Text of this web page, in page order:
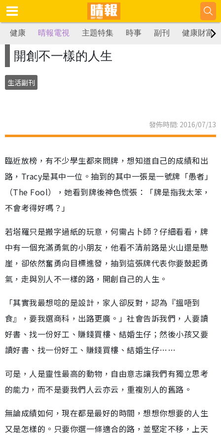
健康 晴報電視 主題特集 時事 副刊 健康財富
開創不一樣的人生
生活副刊
發佈時間: 2016/07/13
臨近放榜，有不少學生都來問牌，想知道自己的成績和出
路，Tracy是其中一位。抽到的其中一張是一號牌「愚者」
（The Fool），她看到牌後神色慌張：「牌是指我太笨，
不會考得好嗎？」
若塔羅只是搬字過紙的玩意，何需占卜師？仔細看看，牌
中有一個充滿勇氣的小朋友，他看不清前路是火山還是懸
崖，卻依然奮勇向目標進發，抽到這張牌代表你要鼓起勇
氣，走與別人不一樣的路，開創自己的人生。
「其實我最想唸的是設計，家人卻反對，認為『搵唔到
食』，要我選商科，出路更廣。」社會告訴我們，人要讀
好書、找一份好工、賺錢買樓、結婚生仔；然後小孩又要
讀好書、找一份好工、賺錢買樓、結婚生仔……
可是，人是靈性最高的動物，自由意志讓我們有獨立思考
的能力，而不是要我們人云亦云，重複別人的舊路。
無論成績如何，現在都是最好的時間，想想你想要的人生
又是怎樣的。只要你選一條適合的路，並堅定不移，上天